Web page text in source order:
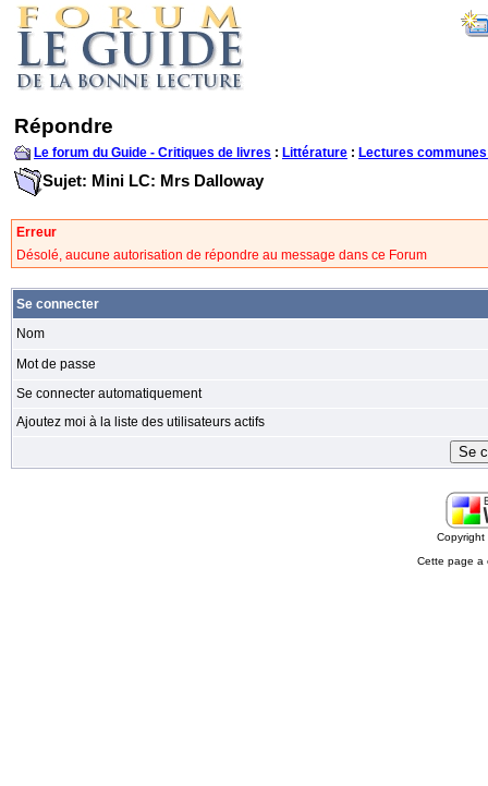
Répondre
Le forum du Guide - Critiques de livres : Littérature : Lectures
Sujet: Mini LC: Mrs Dalloway
Erreur
Désolé, aucune autorisation de répondre au message dans ce Forum
Se connecter
Nom
Mot de passe
Se connecter automatiquement
Ajoutez moi à la liste des utilisateurs actifs
Cette page a